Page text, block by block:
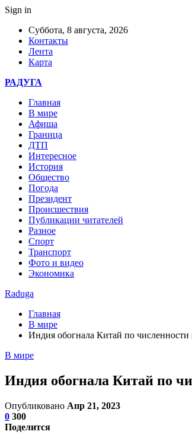
Sign in
Суббота, 8 августа, 2026
Контакты
Лента
Карта
РАДУГА
Главная
В мире
Афиша
Граница
ДТП
Интересное
История
Общество
Погода
Президент
Происшествия
Публикации читателей
Разное
Спорт
Транспорт
Фото и видео
Экономика
Raduga
Главная
В мире
Индия обогнала Китай по численности
В мире
Индия обогнала Китай по
Опубликовано Апр 21, 2023
0 300
Поделится